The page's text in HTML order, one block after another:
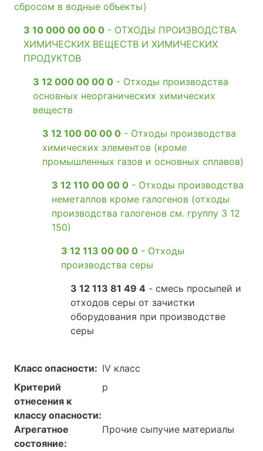
сбросом в водные объекты)
3 10 000 00 00 0 - ОТХОДЫ ПРОИЗВОДСТВА
ХИМИЧЕСКИХ ВЕЩЕСТВ И ХИМИЧЕСКИХ
ПРОДУКТОВ
3 12 000 00 00 0 - Отходы производства
основных неорганических химических
веществ
3 12 100 00 00 0 - Отходы производства
химических элементов (кроме
промышленных газов и основных сплавов)
3 12 110 00 00 0 - Отходы производства
неметаллов кроме галогенов (отходы
производства галогенов см. группу 3 12
150)
3 12 113 00 00 0 - Отходы
производства серы
3 12 113 81 49 4 - смесь просыпей и
отходов серы от зачистки
оборудования при производстве
серы
Класс опасности: IV класс
Критерий
отнесения к
классу опасности:
р
Агрегатное
состояние:
Прочие сыпучие материалы